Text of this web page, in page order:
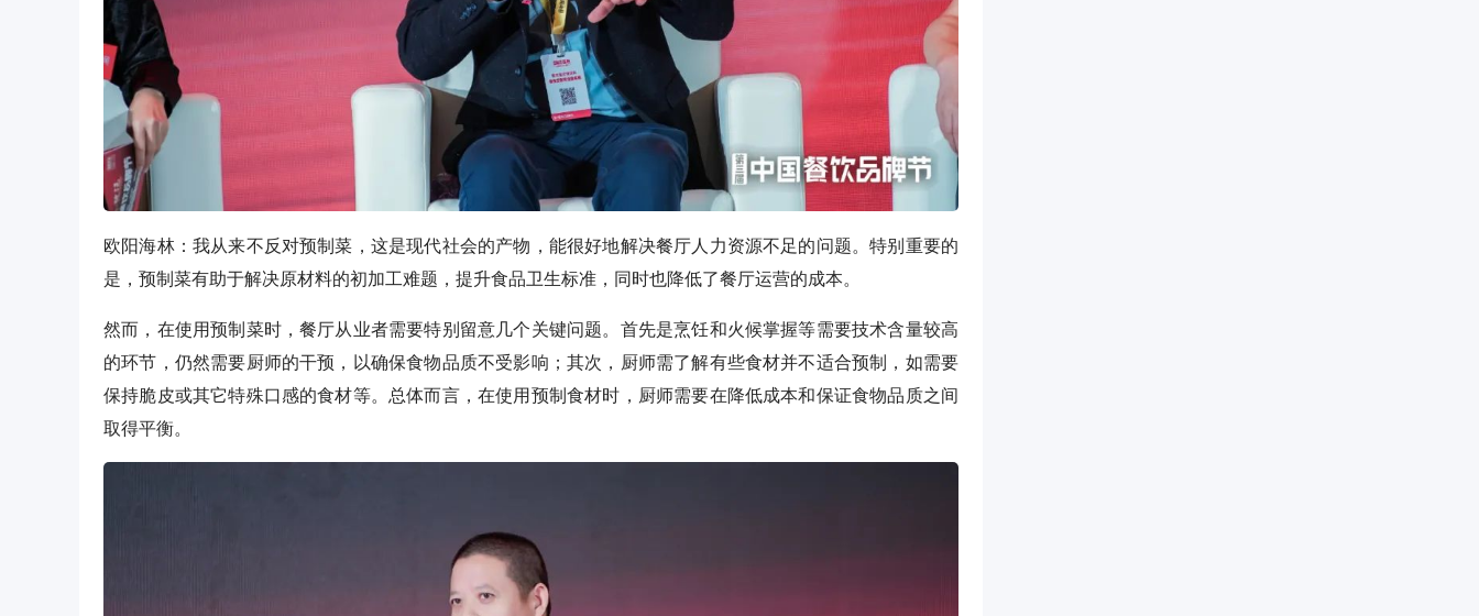
欧阳海林：我从来不反对预制菜，这是现代社会的产物，能很好地解决餐厅人力资源不足的问题。特别重要的
是，预制菜有助于解决原材料的初加工难题，提升食品卫生标准，同时也降低了餐厅运营的成本。
然而，在使用预制菜时，餐厅从业者需要特别留意几个关键问题。首先是烹饪和火候掌握等需要技术含量较高
的环节，仍然需要厨师的干预，以确保食物品质不受影响；其次，厨师需了解有些食材并不适合预制，如需要
保持脆皮或其它特殊口感的食材等。总体而言，在使用预制食材时，厨师需要在降低成本和保证食物品质之间
取得平衡。